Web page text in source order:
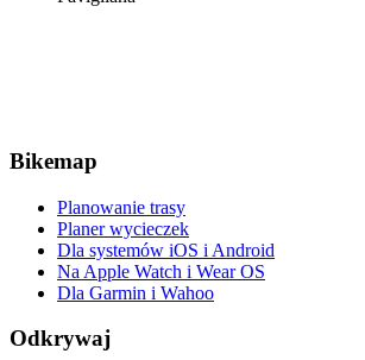
Bikemap
Planowanie trasy
Planer wycieczek
Dla systemów iOS i Android
Na Apple Watch i Wear OS
Dla Garmin i Wahoo
Odkrywaj